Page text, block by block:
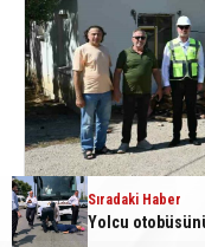
Sıradaki Haber
Sıradaki Haber